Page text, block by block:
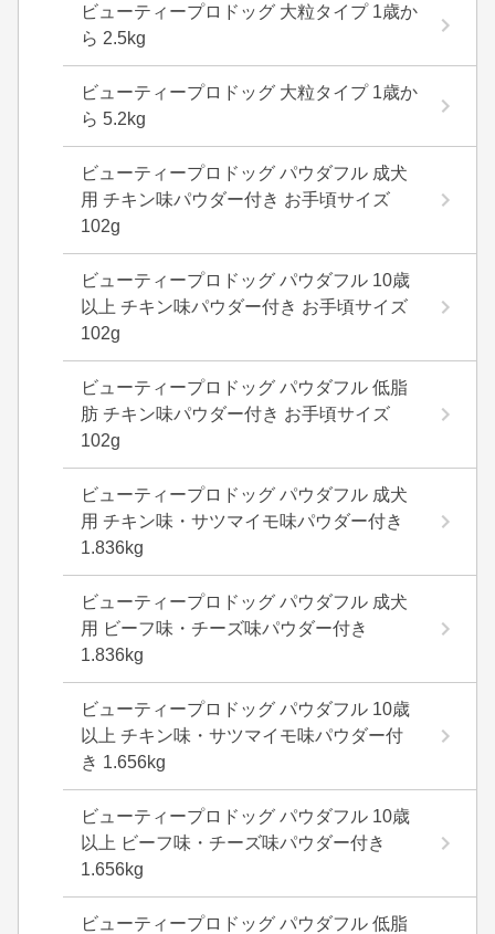
ビューティープロドッグ 大粒タイプ 1歳か
ら 2.5kg
ビューティープロドッグ 大粒タイプ 1歳か
ら 5.2kg
ビューティープロドッグ パウダフル 成犬
用 チキン味パウダー付き お手頃サイズ
102g
ビューティープロドッグ パウダフル 10歳
以上 チキン味パウダー付き お手頃サイズ
102g
ビューティープロドッグ パウダフル 低脂
肪 チキン味パウダー付き お手頃サイズ
102g
ビューティープロドッグ パウダフル 成犬
用 チキン味・サツマイモ味パウダー付き
1.836kg
ビューティープロドッグ パウダフル 成犬
用 ビーフ味・チーズ味パウダー付き
1.836kg
ビューティープロドッグ パウダフル 10歳
以上 チキン味・サツマイモ味パウダー付
き 1.656kg
ビューティープロドッグ パウダフル 10歳
以上 ビーフ味・チーズ味パウダー付き
1.656kg
ビューティープロドッグ パウダフル 低脂